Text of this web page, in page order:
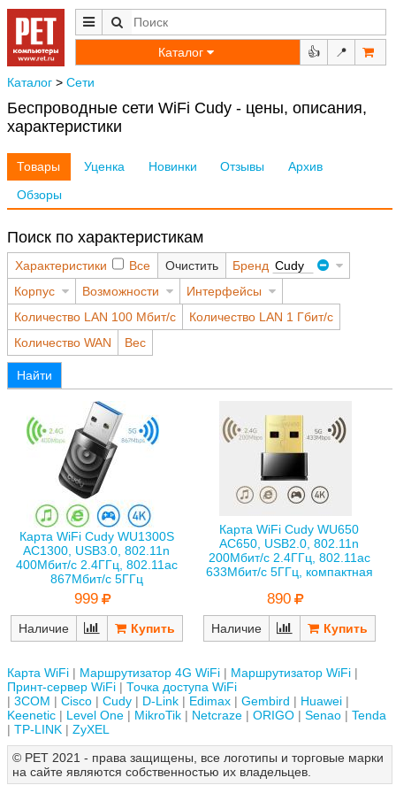
Каталог 👍 📍
Каталог > Сети
Беспроводные сети WiFi Cudy - цены, описания,
характеристики
Товары Уценка Новинки Отзывы
Архив
Обзоры
Поиск по характеристикам
Характеристики Все Очистить Бренд Cudy
Корпус
Возможности
Интерфейсы
Количество LAN 100 Мбит/с
Количество LAN 1 Гбит/с
Количество WAN
Вес
Найти
Карта WiFi Cudy WU1300S
AC1300, USB3.0, 802.11n
400Мбит/с 2.4ГГц, 802.11ac
867Мбит/с 5ГГц
999
Наличие
Карта WiFi Cudy WU650
AC650, USB2.0, 802.11n
200Мбит/с 2.4ГГц, 802.11ac
633Мбит/с 5ГГц, компактная
890
Наличие
Карта WiFi Маршрутизатор 4G WiFi
Маршрутизатор WiFi
Принт-сервер WiFi
Точка доступа WiFi
3COM
Cisco Cudy D-Link Edimax Gembird
Huawei
Keenetic
Level One MikroTik Netcraze ORIGO Senao
Tenda
TP-LINK
ZyXEL
© РЕТ 2021 - права защищены, все логотипы и торговые марки
на сайте являются собственностью их владельцев.